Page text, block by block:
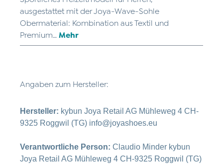
ausgestattet mit der Joya-Wave-Sohle
Obermaterial: Kombination aus Textil und
Premium… Mehr
Angaben zum Hersteller:
Hersteller: kybun Joya Retail AG Mühleweg 4 CH-
9325 Roggwil (TG) info@joyashoes.eu
Verantwortliche Person: Claudio Minder kybun
Joya Retail AG Mühleweg 4 CH-9325 Roggwil (TG)